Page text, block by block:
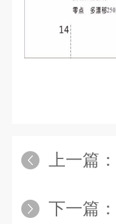
上一篇：
下一篇：